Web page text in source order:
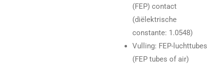
(FEP) contact
(diëlektrische
constante: 1.0548)
Vulling: FEP-luchttubes
(FEP tubes of air)